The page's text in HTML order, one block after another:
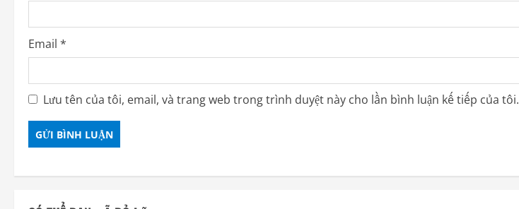
Email *
Lưu tên của tôi, email, và trang web trong trình duyệt này cho lần bình luận kế tiếp của tôi.